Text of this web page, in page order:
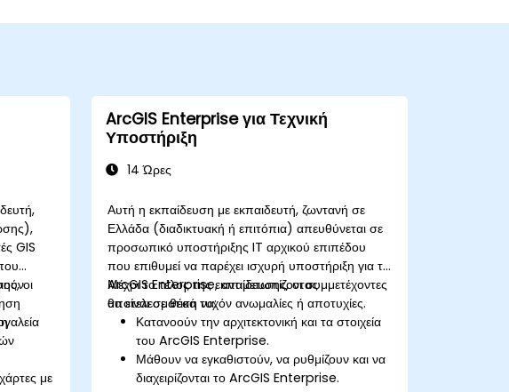
GIS
οι
με
ArcGIS Enterprise για Τεχνική
Υποστήριξη
14 Ώρες
Αυτή η εκπαίδευση με εκπαιδευτή, ζωντανή σε
Ελλάδα (διαδικτυακή ή επιτόπια) απευθύνεται σε
προσωπικό υποστήριξης IT αρχικού επιπέδου
που επιθυμεί να παρέχει ισχυρή υποστήριξη για το
ArcGIS Enterprise, αντιμετωπίζοντας
αποτελεσματικά τυχόν ανωμαλίες ή αποτυχίες.
Μέχρι το τέλος της εκπαίδευσης, οι συμμετέχοντες
θα είναι σε θέση να:
Κατανοούν την αρχιτεκτονική και τα στοιχεία
του ArcGIS Enterprise.
Μάθουν να εγκαθιστούν, να ρυθμίζουν και να
διαχειρίζονται το ArcGIS Enterprise.